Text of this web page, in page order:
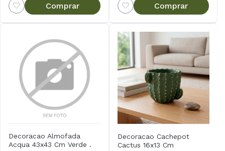
Comprar Comprar
Decoracao Almofada
Acqua 43x43 Cm Verde .
Decoracao Cachepot
Cactus 16x13 Cm